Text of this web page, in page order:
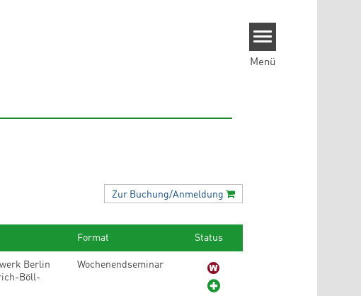
Menü
Zur Buchung/Anmeldung
Format Status
Berlin
Böll-
Wochenendseminar